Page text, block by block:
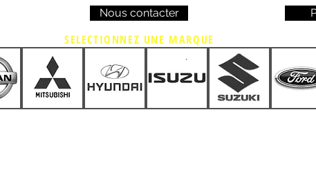
Nous contacter
SELECTIONNEZ UNE MARQUE